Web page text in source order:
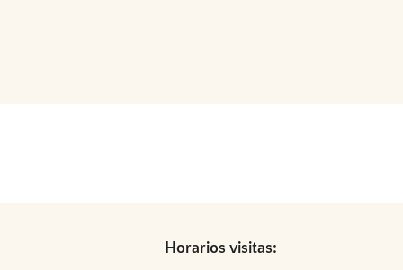
Horarios visitas: